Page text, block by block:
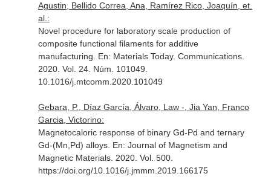
Agustin, Bellido Correa, Ana, Ramírez Rico, Joaquín, et.
al.:
Novel procedure for laboratory scale production of
composite functional filaments for additive
manufacturing. En: Materials Today. Communications.
2020. Vol. 24. Núm. 101049.
10.1016/j.mtcomm.2020.101049
Gebara, P., Díaz García, Álvaro, Law -, Jia Yan, Franco
Garcia, Victorino:
Magnetocaloric response of binary Gd-Pd and ternary
Gd-(Mn,Pd) alloys. En: Journal of Magnetism and
Magnetic Materials. 2020. Vol. 500.
https://doi.org/10.1016/j.jmmm.2019.166175